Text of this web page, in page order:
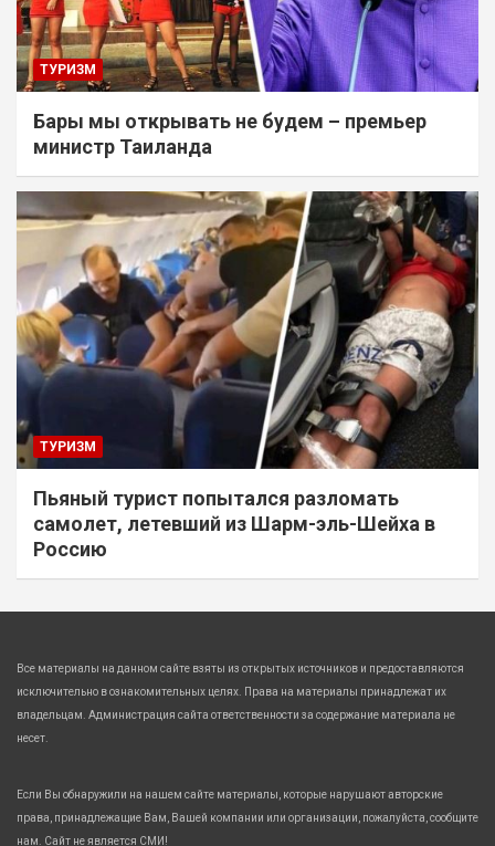
ТУРИЗМ
Бары мы открывать не будем – премьер
министр Таиланда
ТУРИЗМ
Пьяный турист попытался разломать
самолет, летевший из Шарм-эль-Шейха в
Россию
Все материалы на данном сайте взяты из открытых источников и предоставляются
исключительно в ознакомительных целях. Права на материалы принадлежат их
владельцам. Администрация сайта ответственности за содержание материала не
несет.
Если Вы обнаружили на нашем сайте материалы, которые нарушают авторские
права, принадлежащие Вам, Вашей компании или организации, пожалуйста, сообщите
нам. Сайт не является СМИ!